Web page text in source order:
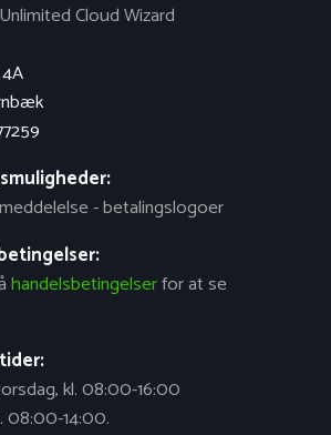
Cloud Wizard
handelsbetingelserfor at se
kl. 08:00-16:00
08:00-14:00.